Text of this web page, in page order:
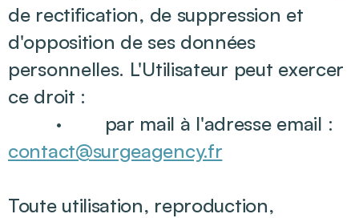
de rectification, de suppression et
d'opposition de ses données
personnelles. L'Utilisateur peut exercer
ce droit :
· par mail à l'adresse email :
contact@surgeagency.fr
Toute utilisation, reproduction,